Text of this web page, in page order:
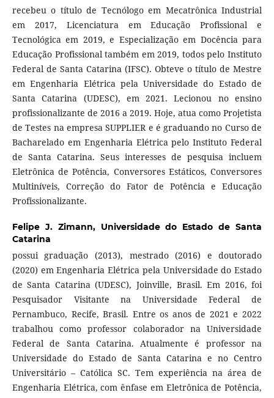
recebeu o título de Tecnólogo em Mecatrônica Industrial
em 2017, Licenciatura em Educação Profissional e
Tecnológica em 2019, e Especialização em Docência para
Educação Profissional também em 2019, todos pelo Instituto
Federal de Santa Catarina (IFSC). Obteve o título de Mestre
em Engenharia Elétrica pela Universidade do Estado de
Santa Catarina (UDESC), em 2021. Lecionou no ensino
profissionalizante de 2016 a 2019. Hoje, atua como Projetista
de Testes na empresa SUPPLIER e é graduando no Curso de
Bacharelado em Engenharia Elétrica pelo Instituto Federal
de Santa Catarina. Seus interesses de pesquisa incluem
Eletrônica de Potência, Conversores Estáticos, Conversores
Multiníveis, Correção do Fator de Potência e Educação
Profissionalizante.
Felipe J. Zimann, Universidade do Estado de Santa
Catarina
possui graduação (2013), mestrado (2016) e doutorado
(2020) em Engenharia Elétrica pela Universidade do Estado
de Santa Catarina (UDESC), Joinville, Brasil. Em 2016, foi
Pesquisador Visitante na Universidade Federal de
Pernambuco, Recife, Brasil. Entre os anos de 2021 e 2022
trabalhou como professor colaborador na Universidade
Federal de Santa Catarina. Atualmente é professor na
Universidade do Estado de Santa Catarina e no Centro
Universitário – Católica SC. Tem experiência na área de
Engenharia Elétrica, com ênfase em Eletrônica de Potência,